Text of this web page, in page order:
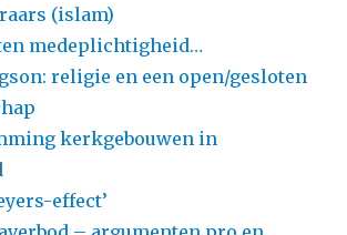
(islam)
medeplichtigheid…
religie en een open/gesloten
kerkgebouwen in
effect’